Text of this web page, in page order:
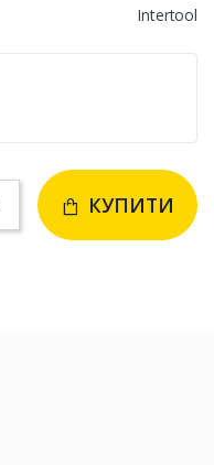
Intertool
КУПИТИ